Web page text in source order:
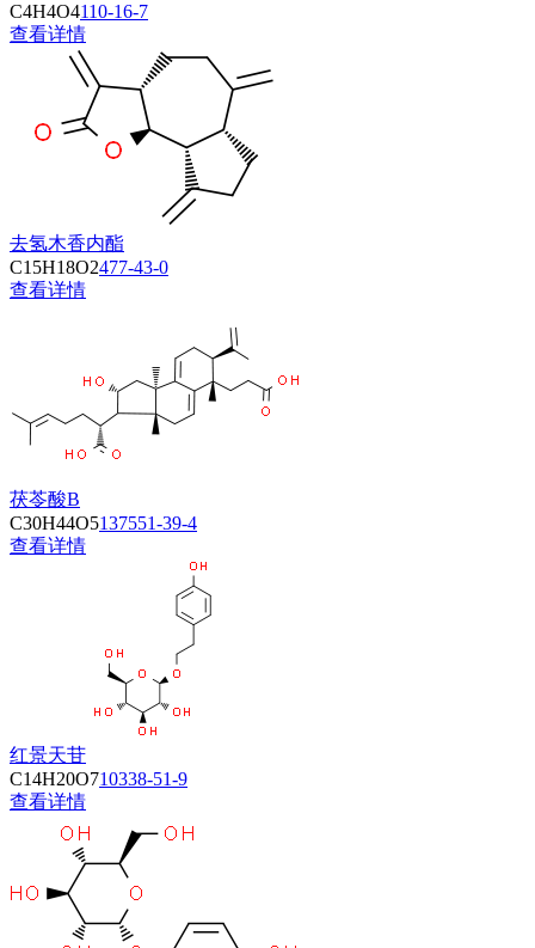
C4H4O4110-16-7
查看详情
去氢木香内酯
C15H18O2477-43-0
查看详情
茯苓酸B
C30H44O5137551-39-4
查看详情
红景天苷
C14H20O710338-51-9
查看详情